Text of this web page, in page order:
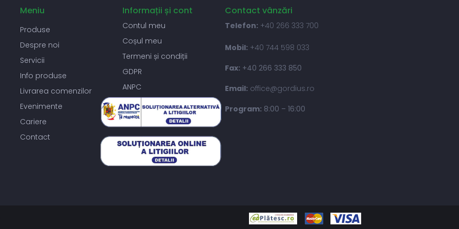
Meniu
Produse
Despre noi
Servicii
Info produse
Livrarea comenzilor
Evenimente
Cariere
Contact
Informații și cont
Contul meu
Coșul meu
Termeni și condiții
GDPR
ANPC
Contact vânzări
Telefon: +40 266 333 700
Mobil: +40 744 598 033
Fax: +40 266 333 850
Email: office@gordius.ro
Program: 8:00 – 16:00